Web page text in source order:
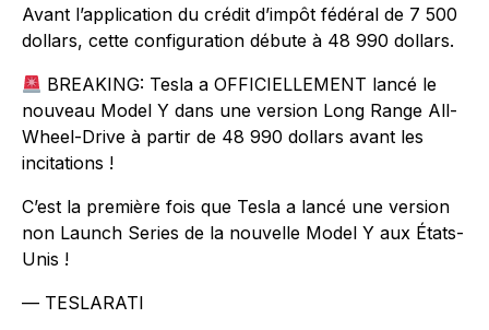
Avant l’application du crédit d’impôt fédéral de 7 500
dollars, cette configuration débute à 48 990 dollars.
BREAKING: Tesla a OFFICIELLEMENT lancé le
nouveau Model Y dans une version Long Range All-
Wheel-Drive à partir de 48 990 dollars avant les
incitations !
C’est la première fois que Tesla a lancé une version
non Launch Series de la nouvelle Model Y aux États-
Unis !
— TESLARATI